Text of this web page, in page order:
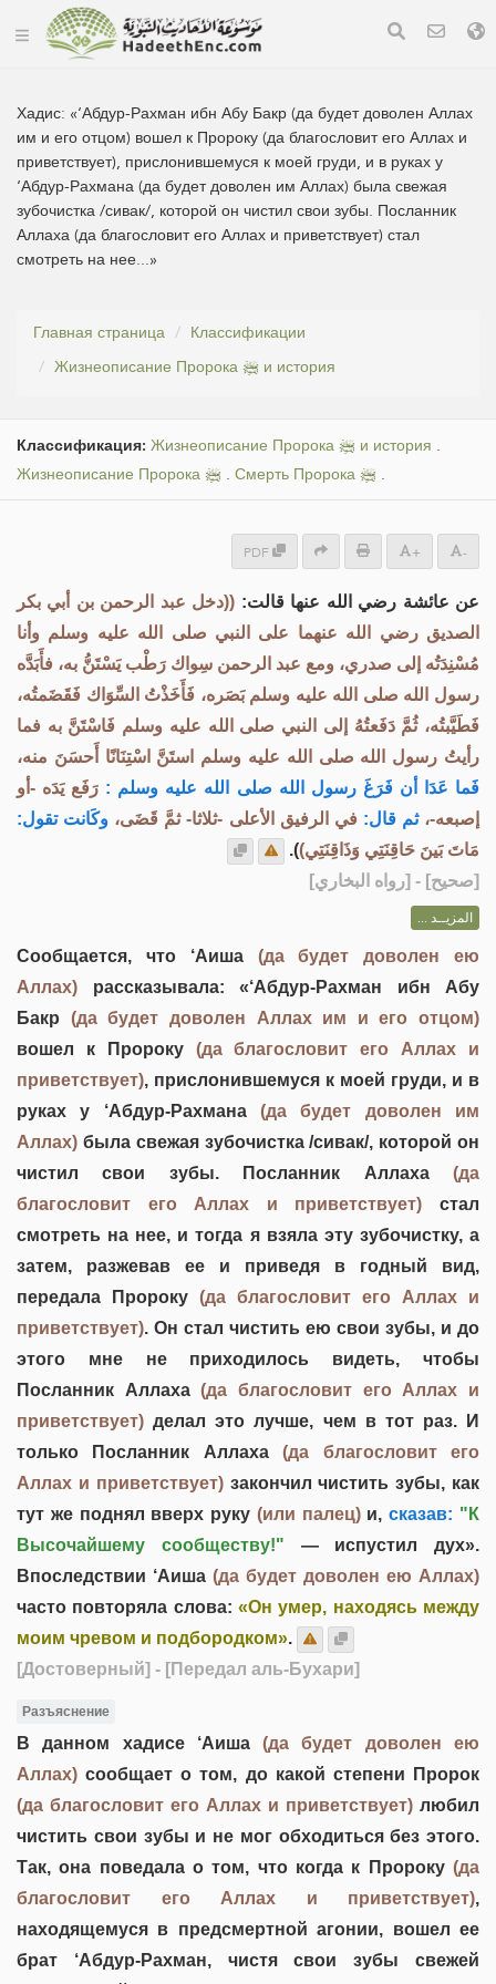
Хадис: «‘Абдур-Рахман ибн Абу Бакр (да будет доволен Аллах
им и его отцом) вошел к Пророку (да благословит его Аллах и
приветствует), прислонившемуся к моей груди, и в руках у
‘Абдур-Рахмана (да будет доволен им Аллах) была свежая
зубочистка /сивак/, которой он чистил свои зубы. Посланник
Аллаха (да благословит его Аллах и приветствует) стал
смотреть на нее...»
Главная страница
Классификации
Жизнеописание Пророка ﷺ и история
Классификация: Жизнеописание Пророка ﷺ и история .
Жизнеописание Пророка ﷺ . Смерть Пророка ﷺ .
PDF + -
عن عائشة رضي الله عنها قالت: ((دخل عبد الرحمن بن أبي بكر
الصديق رضي الله عنهما على النبي صلى الله عليه وسلم وأنا
مُسْنِدَتُه إلى صدري، ومع عبد الرحمن سِواك رَطْب يَسْتَنُّ به، فأَبَدَّه
رسول الله صلى الله عليه وسلم بَصَره، فَأَخَذْتُ السِّوَاك فَقَضَمتُه،
فَطَيَّبتُه، ثُمَّ دَفَعتُهُ إلى النبي صلى الله عليه وسلم فَاسْتَنَّ به فما
رأيتُ رسول الله صلى الله عليه وسلم استَنَّ اسْتِنَانًا أَحسَنَ منه،
فَما عَدَا أن فَرَغَ رسول الله صلى الله عليه وسلم : رَفَع يَدَه -أو
إصبعه-، ثم قال: في الرفيق الأعلى -ثلاثا- ثمَّ قَضَى، وكَانت تقول:
مَاتَ بَينَ حَاقِنَتِي وَذَاقِنَتِي)).
[صحيح] - [رواه البخاري]
المزيــد ...
Сообщается, что ‘Аиша (да будет доволен ею
Аллах) рассказывала: «‘Абдур-Рахман ибн Абу
Бакр (да будет доволен Аллах им и его отцом)
вошел к Пророку (да благословит его Аллах и
приветствует), прислонившемуся к моей груди, и в
руках у ‘Абдур-Рахмана (да будет доволен им
Аллах) была свежая зубочистка /сивак/, которой он
чистил свои зубы. Посланник Аллаха (да
благословит его Аллах и приветствует) стал
смотреть на нее, и тогда я взяла эту зубочистку, а
затем, разжевав ее и приведя в годный вид,
передала Пророку (да благословит его Аллах и
приветствует). Он стал чистить ею свои зубы, и до
этого мне не приходилось видеть, чтобы
Посланник Аллаха(да благословит его Аллах и
приветствует) делал это лучше, чем в тот раз. И
только Посланник Аллаха(да благословит его
Аллах и приветствует)закончил чистить зубы, как
тут же поднял вверх руку (или палец)и, сказав: "К
Высочайшему сообществу!" — испустил дух».
Впоследствии ‘Аиша (да будет доволен ею Аллах)
часто повторяла слова: «Он умер, находясь между
моим чревом и подбородком».
[Достоверный] - [Передал аль-Бухари]
Разъяснение
В данном хадисе ‘Аиша(да будет доволен ею
Аллах) сообщает о том, до какой степени Пророк
(да благословит его Аллах и приветствует) любил
чистить свои зубы и не мог обходиться без этого.
Так, она поведала о том, что когда к Пророку (да
благословит его Аллах и приветствует),
находящемуся в предсмертной агонии, вошел ее
брат ‘Абдур-Рахман, чистя свои зубы свежей